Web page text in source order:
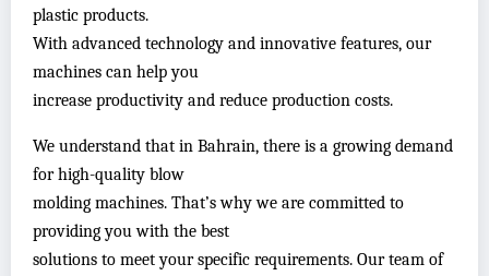
plastic products.
With advanced technology and innovative features, our
machines can help you
increase productivity and reduce production costs.
We understand that in Bahrain, there is a growing demand
for high-quality blow
molding machines. That’s why we are committed to
providing you with the best
solutions to meet your specific requirements. Our team of